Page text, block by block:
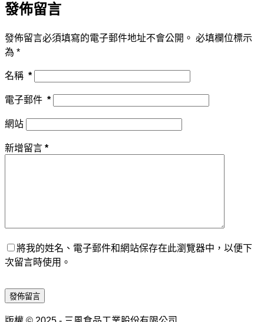
發佈留言
發佈留言必須填寫的電子郵件地址不會公開。 必填欄位標示
為 *
名稱 *
電子郵件 *
網站
新增留言 *
將我的姓名、電子郵件和網站保存在此瀏覽器中，以便下
次留言時使用。
發佈留言